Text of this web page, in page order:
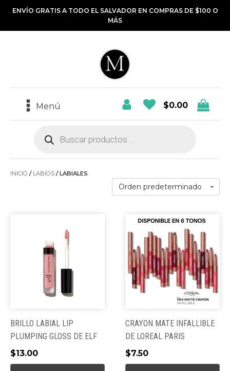
ENVÍO GRATIS A TODO EL SALVADOR EN COMPRAS DE $100 O
MÁS
Menú $0.00
Búsqueda
INICIO / LABIOS / LABIALES
BRILLO LABIAL LIP
PLUMPING GLOSS DE ELF
$13.00
múltiples
variantes.
opciones
pueden
elegir
en
la
CRAYON MATE INFALLIBLE
DE LOREAL PARIS
$7.50
Este
producto
tiene
múltiples
variantes.
Las
pueden
elegir
en
la